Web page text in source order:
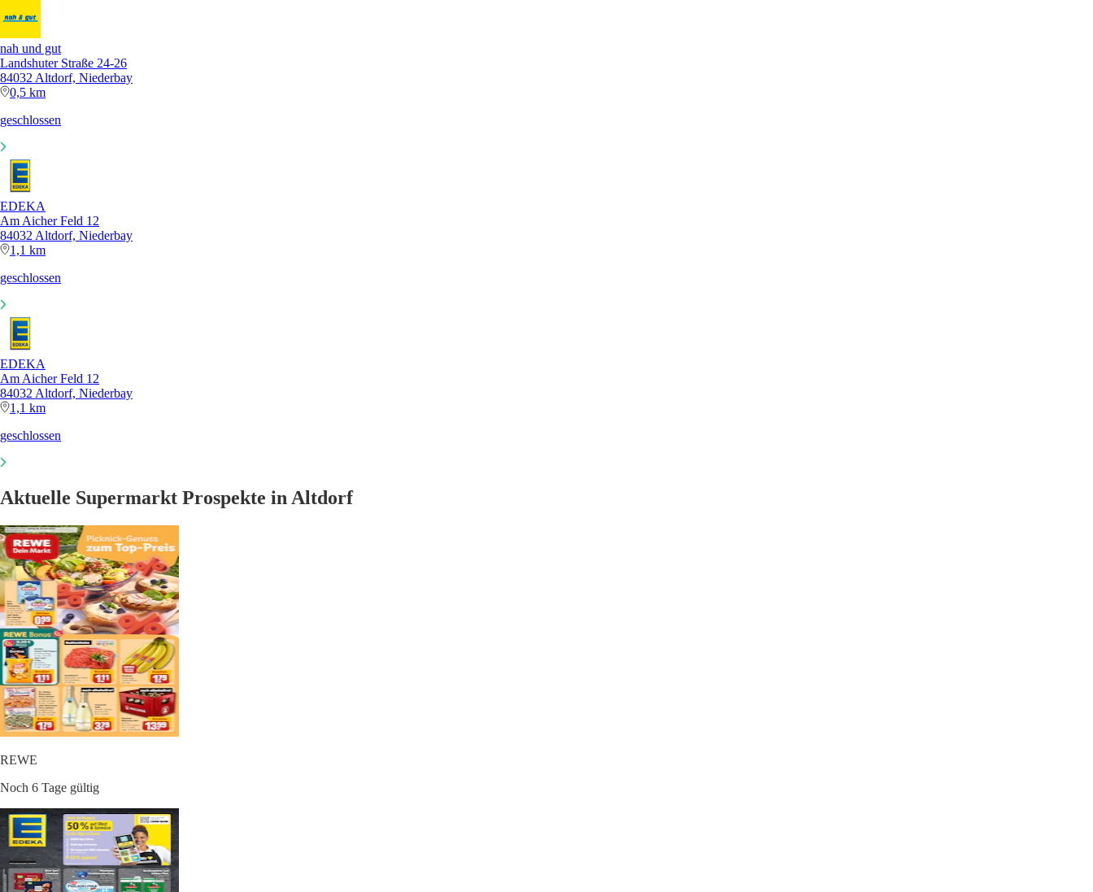
nah und gut
Landshuter Straße 24-26
84032 Altdorf, Niederbay
0,5 km
geschlossen
EDEKA
Am Aicher Feld 12
84032 Altdorf, Niederbay
1,1 km
geschlossen
EDEKA
Am Aicher Feld 12
84032 Altdorf, Niederbay
1,1 km
geschlossen
Aktuelle Supermarkt Prospekte in Altdorf
REWE
Noch 6 Tage gültig